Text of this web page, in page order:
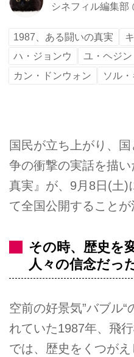
シネフィル編集部
1987、ある闘いの真実
ハ・ジョンウ
ユ・ヘジン
カン・ドンウォン
ソル
国民が立ち上がり、
争の衝撃の実話を描
真実』が、9月8日(土)
て全国公開することが
その時、歴史を
人々の信念だっ
空前の好景気”バブル
れていた1987年、飛
では、歴史をくつが